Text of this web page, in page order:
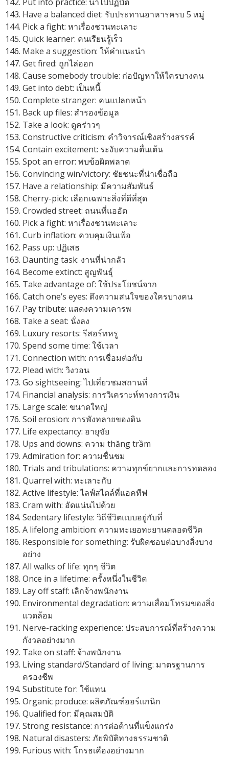
Have a balanced diet: รับประทานอาหารครบ 5 หมู่
Pick a fight: หาเรื่องชวนทะเลาะ
Quick learner: คนเรียนรู้เร็ว
Make a suggestion: ให้คำแนะนำ
Get fired: ถูกไล่ออก
Cause somebody trouble: ก่อปัญหาให้ใครบางคน
Get into debt: เป็นหนี้
Complete stranger: คนแปลกหน้า
Back up files: สำรองข้อมูล
Take a look: ดูคร่าวๆ
Constructive criticism: คำวิจารณ์เชิงสร้างสรรค์
Contain excitement: ระงับความตื่นเต้น
Spot an error: พบข้อผิดพลาด
Convincing win/victory: ชัยชนะที่น่าเชื่อถือ
Have a relationship: มีความสัมพันธ์
Cherry-pick: เลือกเฉพาะสิ่งที่ดีที่สุด
Crowded street: ถนนที่แออัด
Pick a fight: หาเรื่องชวนทะเลาะ
Curb inflation: ควบคุมเงินเฟ้อ
Pass up: ปฏิเสธ
Daunting task: งานที่น่ากลัว
Become extinct: สูญพันธุ์
Take advantage of: ใช้ประโยชน์จาก
Catch one’s eyes: ดึงความสนใจของใครบางคน
Pay tribute: แสดงความเคารพ
Take a seat: นั่งลง
Luxury resorts: รีสอร์ทหรู
Spend some time: ใช้เวลา
Connection with: การเชื่อมต่อกับ
Plead with: วิงวอน
Go sightseeing: ไปเที่ยวชมสถานที่
Financial analysis: การวิเคราะห์ทางการเงิน
Large scale: ขนาดใหญ่
Soil erosion: การพังทลายของดิน
Life expectancy: อายุขัย
Ups and downs: ความ thăng trầm
Admiration for: ความชื่นชม
Trials and tribulations: ความทุกข์ยากและการทดลอง
Quarrel with: ทะเลาะกับ
Active lifestyle: ไลฟ์สไตล์ที่แอคทีฟ
Cram with: อัดแน่นไปด้วย
Sedentary lifestyle: วิถีชีวิตแบบอยู่กับที่
A lifelong ambition: ความทะเยอทะยานตลอดชีวิต
Responsible for something: รับผิดชอบต่อบางสิ่งบาง
อย่าง
All walks of life: ทุกๆ ชีวิต
Once in a lifetime: ครั้งหนึ่งในชีวิต
Lay off staff: เลิกจ้างพนักงาน
Environmental degradation: ความเสื่อมโทรมของสิ่ง
แวดล้อม
Nerve-racking experience: ประสบการณ์ที่สร้างความ
กังวลอย่างมาก
Take on staff: จ้างพนักงาน
Living standard/Standard of living: มาตรฐานการ
ครองชีพ
Substitute for: ใช้แทน
Organic produce: ผลิตภัณฑ์ออร์แกนิก
Qualified for: มีคุณสมบัติ
Strong resistance: การต่อต้านที่แข็งแกร่ง
Natural disasters: ภัยพิบัติทางธรรมชาติ
Furious with: โกรธเคืองอย่างมาก